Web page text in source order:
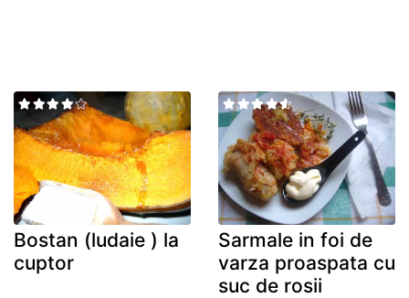
Bostan (ludaie ) la
cuptor
Sarmale in foi de
varza proaspata cu
suc de rosii